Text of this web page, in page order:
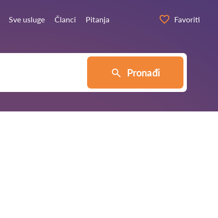
Sve usluge Članci Pitanja Favoriti
Pronađi